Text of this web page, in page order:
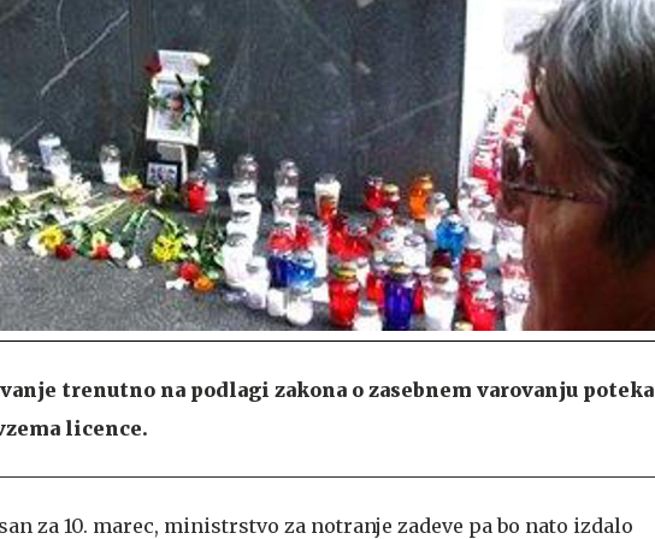
trenutno na podlagi zakona o zasebnem varovanju poteka
licence.
za 10. marec, ministrstvo za notranje zadeve pa bo nato izdalo